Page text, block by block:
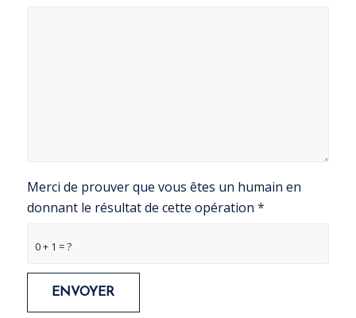
0 + 1 = ?
Merci de prouver que vous êtes un humain en
donnant le résultat de cette opération *